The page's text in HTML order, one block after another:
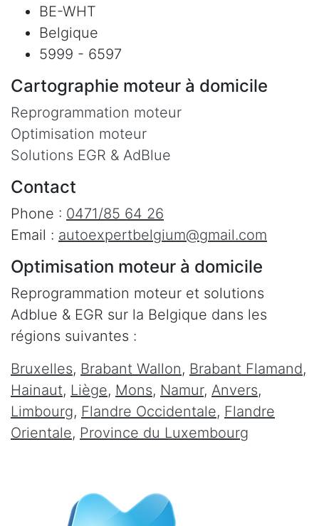
BE-WHT
Belgique
5999 - 6597
Cartographie moteur à domicile
Reprogrammation moteur
Optimisation moteur
Solutions EGR & AdBlue
Contact
Phone : 0471/85 64 26
Email : autoexpertbelgium@gmail.com
Optimisation moteur à domicile
Reprogrammation moteur et solutions
Adblue & EGR sur la Belgique dans les
régions suivantes :
Bruxelles, Brabant Wallon, Brabant Flamand,
Hainaut, Liège, Mons, Namur, Anvers,
Limbourg, Flandre Occidentale, Flandre
Orientale, Province du Luxembourg